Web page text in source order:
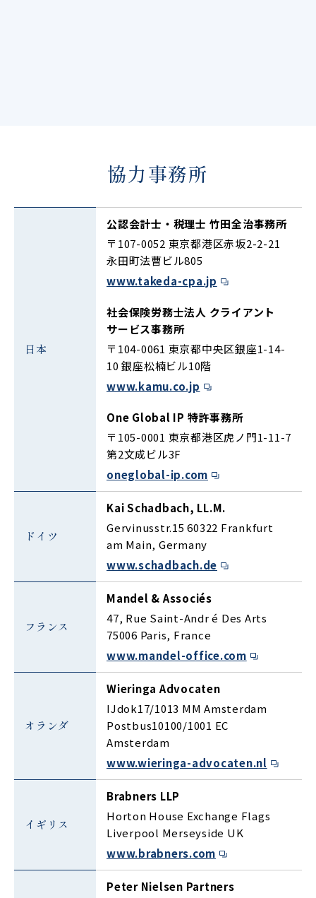
協力事務所
日本
公認会計士・税理士 竹田全治事務所
〒107-0052 東京都港区赤坂2-2-21
永田町法曹ビル805
www.takeda-cpa.jp
社会保険労務士法人 クライアント
サービス事務所
〒104-0061 東京都中央区銀座1-14-
10 銀座松楠ビル10階
www.kamu.co.jp
One Global IP 特許事務所
〒105-0001 東京都港区虎ノ門1-11-7
第2文成ビル3F
oneglobal-ip.com
ドイツ
Kai Schadbach, LL.M.
Gervinusstr.15 60322 Frankfurt
am Main, Germany
www.schadbach.de
フランス
Mandel & Associés
47, Rue Saint-Andr é Des Arts
75006 Paris, France
www.mandel-office.com
オランダ
Wieringa Advocaten
IJdok17/1013 MM Amsterdam
Postbus10100/1001 EC
Amsterdam
www.wieringa-advocaten.nl
イギリス
Brabners LLP
Horton House Exchange Flags
Liverpool Merseyside UK
www.brabners.com
Peter Nielsen Partners